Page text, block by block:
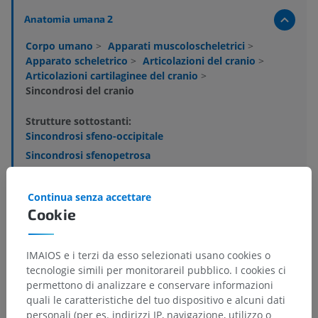
Anatomia umana 2
Corpo umano > Apparati muscoloscheletrici >
Apparato scheletrico > Articolazioni del cranio >
Articolazioni cartilaginee del cranio >
Sincondrosi del cranio
Strutture sottostanti:
Sincondrosi sfeno-occipitale
Sincondrosi sfenopetrosa
Sincodrosi intraoccipitale posteriore
Sincondrosi intraoccipitale anteriore
Sincondrosi sfenoetmoidale
Anatomia umana 1
Cookie
Continua senza accettare
IMAIOS e i terzi da esso selezionati usano cookies o
tecnologie simili per monitorareil pubblico. I cookies ci
permettono di analizzare e conservare informazioni
quali le caratteristiche del tuo dispositivo e alcuni dati
personali (per es. indirizzi IP, navigazione, utilizzo o